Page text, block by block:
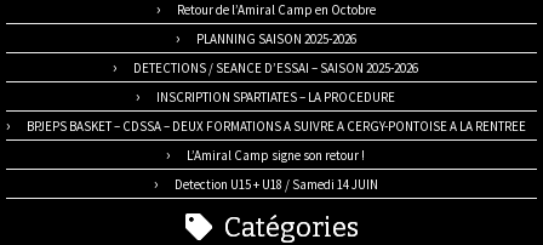
Retour de l’Amiral Camp en Octobre
PLANNING SAISON 2025-2026
DETECTIONS / SEANCE D’ESSAI – SAISON 2025-2026
INSCRIPTION SPARTIATES – LA PROCEDURE
BPJEPS BASKET – CDSSA – DEUX FORMATIONS A SUIVRE A CERGY-PONTOISE A LA RENTREE
L’Amiral Camp signe son retour !
Detection U15 + U18 / Samedi 14 JUIN
Catégories